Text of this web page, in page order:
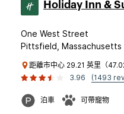
Holiday Inn &
One West Street
Pittsfield, Massachusetts
距離市中心 29.21 英里（
3.96
(1493
泊車 可帶寵物